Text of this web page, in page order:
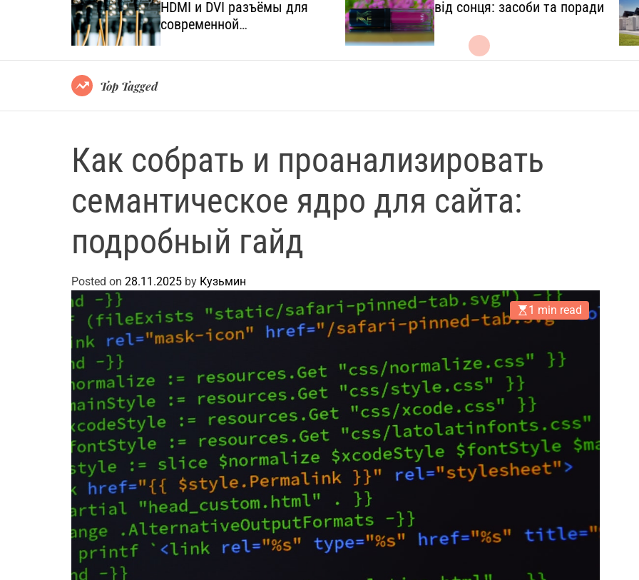
l
.
c
o
u
HDMI и DVI разъёмы для
современной
мультимедийной техники
від сонця: засоби та поради
Top Tagged
Как собрать и проанализировать
семантическое ядро для сайта:
подробный гайд
Posted on 28.11.2025 by Кузьмин
1 min read